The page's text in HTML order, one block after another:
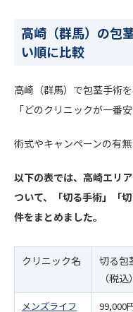
高崎（群馬）の包
い順に比較
高崎（群馬）で包茎手術
「どのクリニックが一番
術式やキャンペーンの有
以下の表では、高崎エリ
ついて、「切る手術」「
件をまとめました。
クリニック名
切る包
（税込）
メンズライフ
99,000